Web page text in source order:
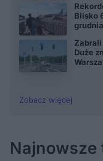
Blisko
Duże
Zobacz więcej